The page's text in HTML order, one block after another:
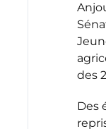
des
Des